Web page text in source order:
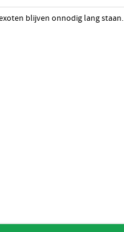
blijven onnodig lang staan.